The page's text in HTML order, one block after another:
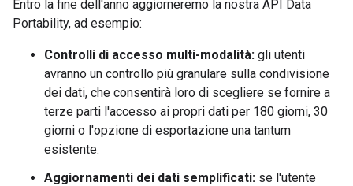
Entro la fine dell'anno aggiorneremo la nostra API Data
Portability, ad esempio:
Controlli di accesso multi-modalità: gli utenti
avranno un controllo più granulare sulla condivisione
dei dati, che consentirà loro di scegliere se fornire a
terze parti l'accesso ai propri dati per 180 giorni, 30
giorni o l'opzione di esportazione una tantum
esistente.
Aggiornamenti dei dati semplificati: se l'utente